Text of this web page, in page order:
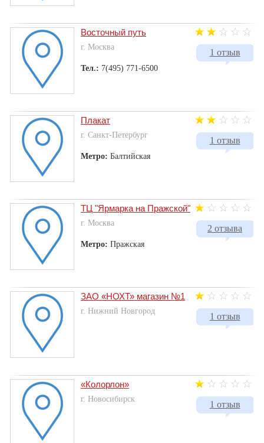
1 отзыв
Восточный путь
г. Москва
Тел.: 7(495) 771-6500
1 отзыв
Плакат
г. Санкт-Петербург
Метро: Балтийская
2 отзыва
ТЦ "Ярмарка на Пражской"
г. Москва
Метро: Пражская
1 отзыв
ЗАО «НОХТ» магазин №1
г. Нижний Новгород
1 отзыв
«Колорлон»
г. Новосибирск